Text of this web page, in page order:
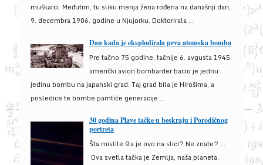
muškarci. Međutim, tu sliku menja žena rođena na današnji dan,
9. decembra 1906. godine u Njujorku. Doktorirala ...
Dan kada je eksplodirala prva atomska bomba
Pre tačno 75 godine, tačnije 6. avgusta 1945.
američki avion bombarder bacio je jednu
jedinu bombu na japanski grad. Taj grad bila je Hirošima, a
posledice te bombe pamtiće generacije ...
30 godina Plave tačke u beskraju i Porodičnog
portreta
Šta mislite šta je ovo na slici? Ne znate? …
Ova svetla tačka je Zemlja, naša planeta.